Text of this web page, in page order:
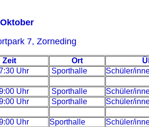
7, Zorneding
Zeit Ort
Uhr Sporthalle Schüler/
Uhr Sporthalle
Schüler/
Uhr Sporthalle Schüler/
Uhr Sporthalle Schüler/